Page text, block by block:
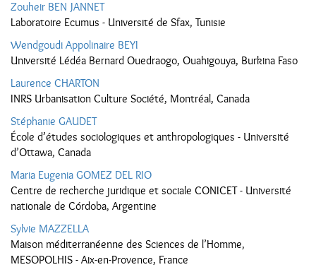
Zouheir BEN JANNET
Laboratoire Ecumus - Université de Sfax, Tunisie
Wendgoudi Appolinaire BEYI
Université Lédéa Bernard Ouedraogo, Ouahigouya, Burkina Faso
Laurence CHARTON
INRS Urbanisation Culture Société, Montréal, Canada
Stéphanie GAUDET
École d’études sociologiques et anthropologiques - Université
d’Ottawa, Canada
Maria Eugenia GOMEZ DEL RIO
Centre de recherche juridique et sociale CONICET - Université
nationale de Córdoba, Argentine
Sylvie MAZZELLA
Maison méditerranéenne des Sciences de l’Homme,
MESOPOLHIS - Aix-en-Provence, France